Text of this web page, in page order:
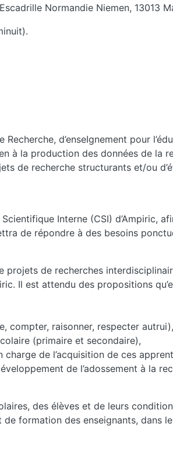
Normandie Niemen, 13013
d’enseIgnement pour
à la production des données de la
de recherche structurants et/ou
Interne (CSI) d’Ampiric,
de répondre à des besoins
projets de recherches
Il est attendu des propositions
compter, raisonner, respecter autrui),
(primaire et secondaire),
de l’acquisition de ces
de l’adossement à la
des élèves et de leurs
formation des enseignants, dans